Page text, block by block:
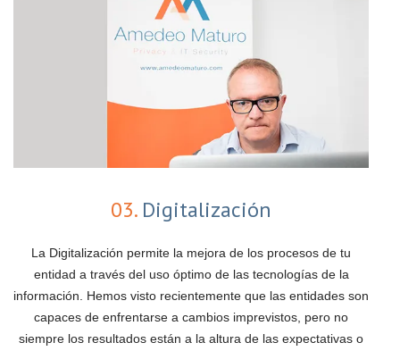
03.Digitalización
La Digitalización permite la mejora de los procesos de tu
entidad a través del uso óptimo de las tecnologías de la
información. Hemos visto recientemente que las entidades son
capaces de enfrentarse a cambios imprevistos, pero no
siempre los resultados están a la altura de las expectativas o